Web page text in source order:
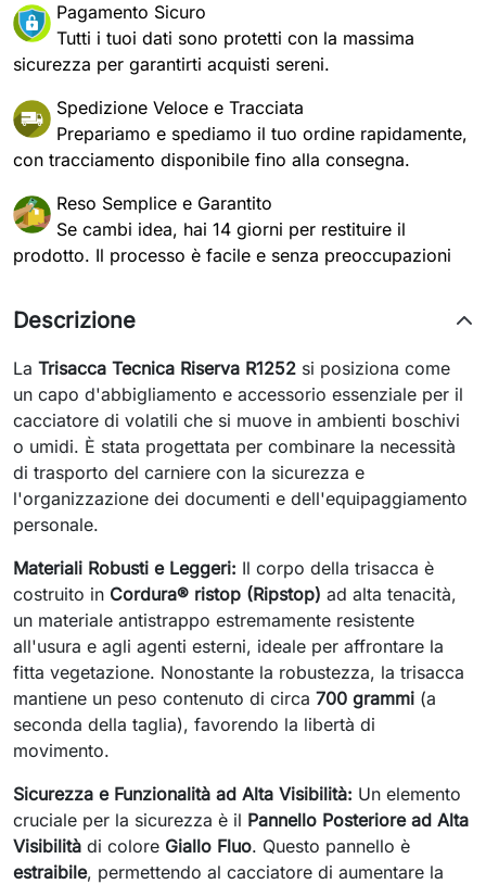
Pagamento Sicuro
Tutti i tuoi dati sono protetti con la massima
sicurezza per garantirti acquisti sereni.
Spedizione Veloce e Tracciata
Prepariamo e spediamo il tuo ordine rapidamente,
con tracciamento disponibile fino alla consegna.
Reso Semplice e Garantito
Se cambi idea, hai 14 giorni per restituire il
prodotto. Il processo è facile e senza preoccupazioni
Descrizione
La Trisacca Tecnica Riserva R1252 si posiziona come
un capo d'abbigliamento e accessorio essenziale per il
cacciatore di volatili che si muove in ambienti boschivi
o umidi. È stata progettata per combinare la necessità
di trasporto del carniere con la sicurezza e
l'organizzazione dei documenti e dell'equipaggiamento
personale.
Materiali Robusti e Leggeri: Il corpo della trisacca è
costruito in Cordura® ristop (Ripstop) ad alta tenacità,
un materiale antistrappo estremamente resistente
all'usura e agli agenti esterni, ideale per affrontare la
fitta vegetazione. Nonostante la robustezza, la trisacca
mantiene un peso contenuto di circa 700 grammi (a
seconda della taglia), favorendo la libertà di
movimento.
Sicurezza e Funzionalità ad Alta Visibilità: Un elemento
cruciale per la sicurezza è il Pannello Posteriore ad Alta
Visibilità di colore Giallo Fluo. Questo pannello è
estraibile, permettendo al cacciatore di aumentare la